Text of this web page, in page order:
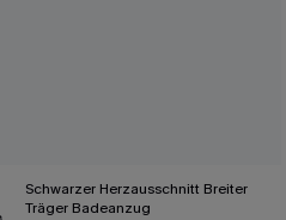
Schwarzer Herzausschnitt Breiter
Träger Badeanzug